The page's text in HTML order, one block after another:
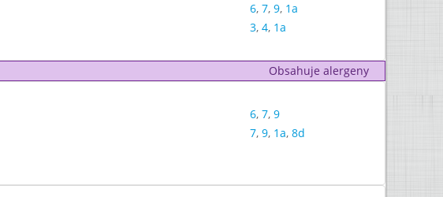
6, 7, 9, 1a
3, 4, 1a
Obsahuje alergeny
6, 7, 9
7, 9, 1a, 8d